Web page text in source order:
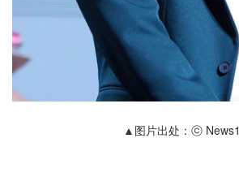
▲图片出处：ⓒ News1